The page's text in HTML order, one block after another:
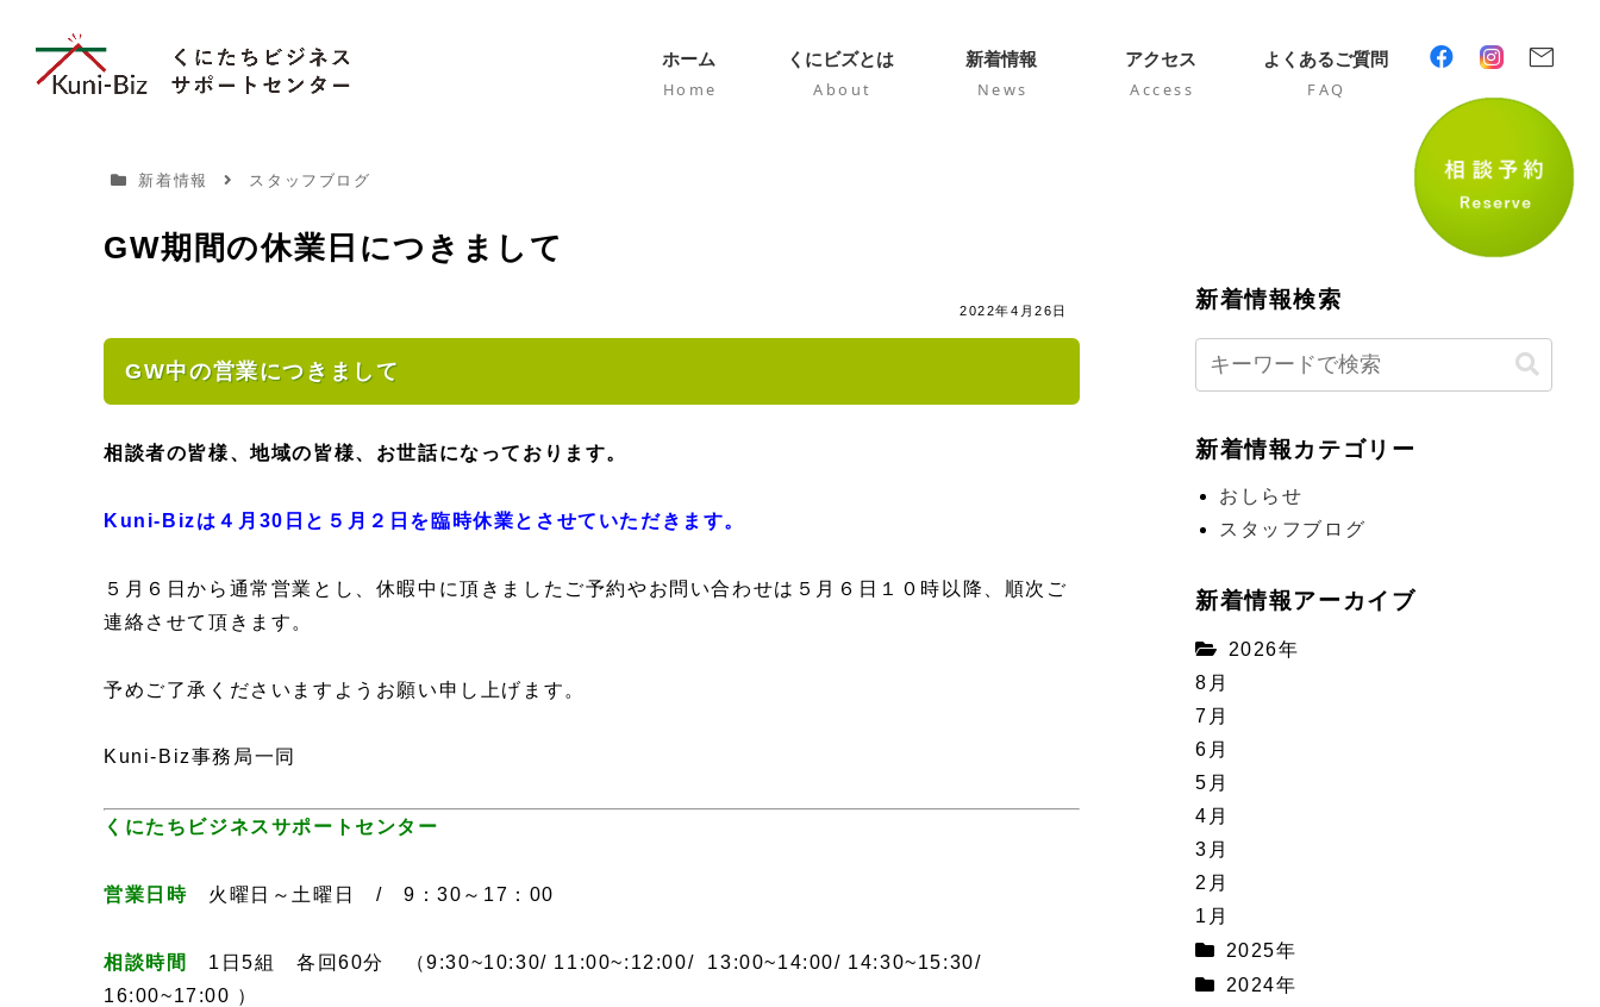
ホーム
Home
くにビズとは
About
新着情報
News
アクセス
Access
よくあるご質問
FAQ
mail
新着情報 スタッフブログ
GW期間の休業日につきまして
2022年4月26日
GW中の営業につきまして
相談者の皆様、地域の皆様、お世話になっております。
Kuni-Bizは４月30日と５月２日を臨時休業とさせていただきます。
５月６日から通常営業とし、休暇中に頂きましたご予約やお問い合わせは５月６日１０時以降、順次ご
連絡させて頂きます。
予めご了承くださいますようお願い申し上げます。
Kuni-Biz事務局一同
くにたちビジネスサポートセンター
営業日時 火曜日～土曜日 / 9：30～17：00
相談時間
1日5組 各回60分 （9:30~10:30/ 11:00~:12:00/ 13:00~14:00/ 14:30~15:30/
16:00~17:00 ）
新着情報検索
新着情報カテゴリー
おしらせ
スタッフブログ
新着情報アーカイブ
2026年
8月
7月
6月
5月
4月
3月
2月
1月
2025年
2024年